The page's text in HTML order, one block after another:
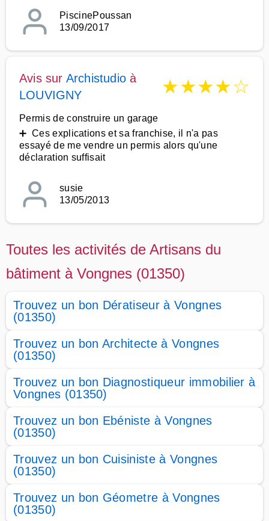
PiscinePoussan
13/09/2017
Avis sur Archistudio à
LOUVIGNY
★★★★☆
Permis de construire un garage
➕ Ces explications et sa franchise, il n'a pas
essayé de me vendre un permis alors qu'une
déclaration suffisait
susie
13/05/2013
Toutes les activités de Artisans du
bâtiment à Vongnes (01350)
Trouvez un bon Dératiseur à Vongnes
(01350)
Trouvez un bon Architecte à Vongnes
(01350)
Trouvez un bon Diagnostiqueur immobilier à
Vongnes (01350)
Trouvez un bon Ebéniste à Vongnes
(01350)
Trouvez un bon Cuisiniste à Vongnes
(01350)
Trouvez un bon Géometre à Vongnes
(01350)